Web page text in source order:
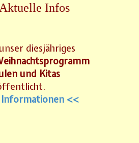
Aktuelle Infos
diesjähriges
und Kitas
<<